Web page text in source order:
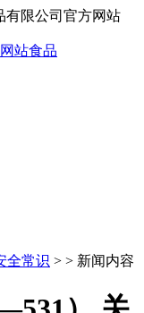
有限公司官方网站
全常识 > > 新闻内容